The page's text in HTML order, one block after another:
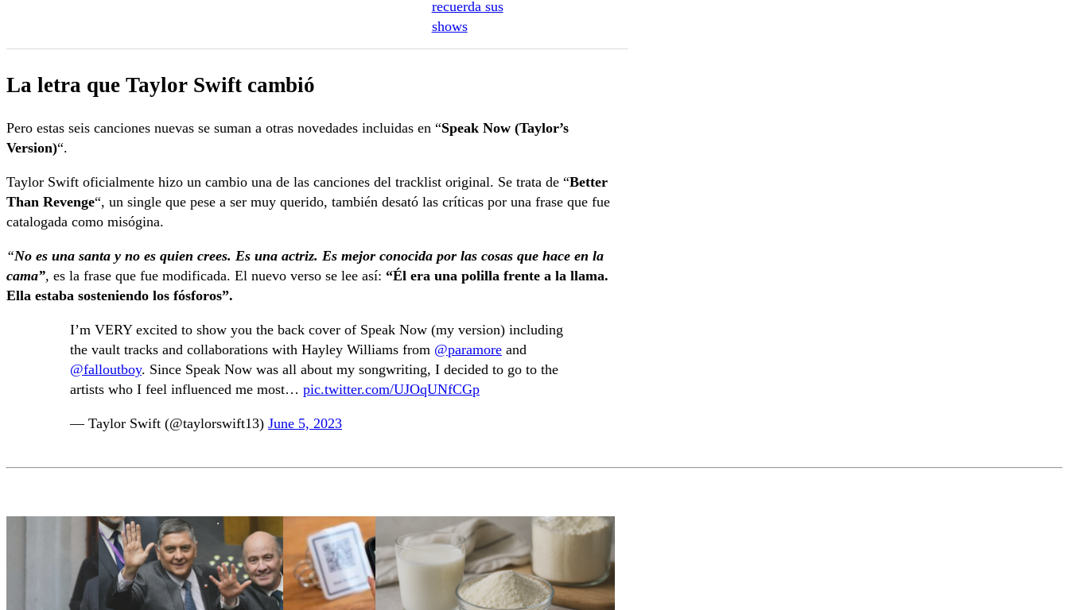
La letra que Taylor Swift cambió
Pero estas seis canciones nuevas se suman a otras novedades incluidas en “Speak Now (Taylor’s
Version)“.
Taylor Swift oficialmente hizo un cambio una de las canciones del tracklist original. Se trata de “Better
Than Revenge“, un single que pese a ser muy querido, también desató las críticas por una frase que fue
catalogada como misógina.
“No es una santa y no es quien crees. Es una actriz. Es mejor conocida por las cosas que hace en la
cama”, es la frase que fue modificada. El nuevo verso se lee así: “Él era una polilla frente a la llama.
Ella estaba sosteniendo los fósforos”.
I’m VERY excited to show you the back cover of Speak Now (my version) including
the vault tracks and collaborations with Hayley Williams from @paramore and
@falloutboy. Since Speak Now was all about my songwriting, I decided to go to the
artists who I feel influenced me most… pic.twitter.com/UJOqUNfCGp
— Taylor Swift (@taylorswift13) June 5, 2023